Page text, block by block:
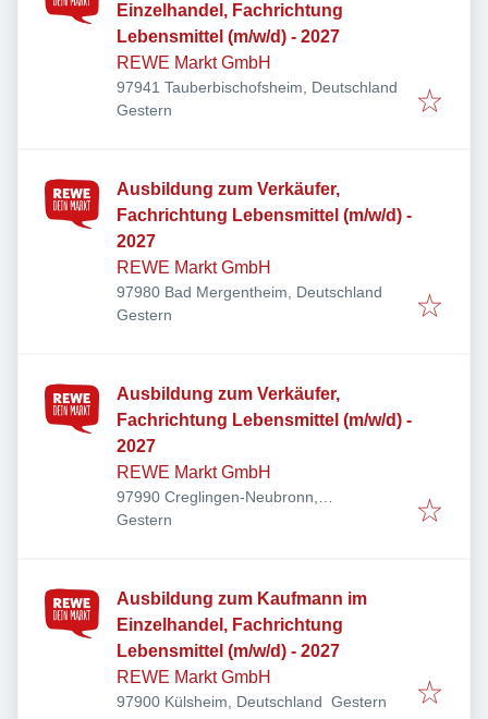
Einzelhandel, Fachrichtung
Lebensmittel (m/w/d) - 2027
REWE Markt GmbH
97941 Tauberbischofsheim, Deutschland
Veröffentlicht
Gestern
Ausbildung zum Verkäufer,
Fachrichtung Lebensmittel (m/w/d) -
2027
REWE Markt GmbH
97980 Bad Mergentheim, Deutschland
Veröffentlicht
Gestern
Ausbildung zum Verkäufer,
Fachrichtung Lebensmittel (m/w/d) -
2027
REWE Markt GmbH
97990 Creglingen-Neubronn,
Deutschland
Veröffentlicht
Gestern
Ausbildung zum Kaufmann im
Einzelhandel, Fachrichtung
Lebensmittel (m/w/d) - 2027
REWE Markt GmbH
97900 Külsheim, Deutschland Veröffentlicht :
Gestern